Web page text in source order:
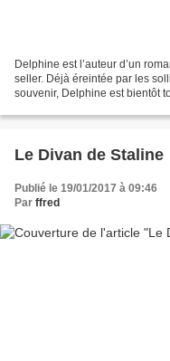
Delphine est l’auteur d’un
seller. Déjà éreintée par les
souvenir, Delphine est bientôt
Le Divan de Staline
Publié le 19/01/2017 à 09:46
Par ffred